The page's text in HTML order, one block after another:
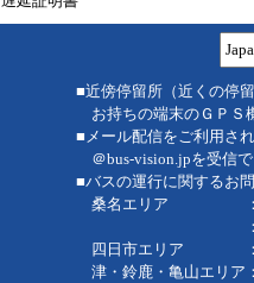
■近傍停留所（近くの停
お持ちの端末のＧＰＳ
■メール配信をご利用さ
＠bus-vision.jpを受信で
■バスの運行に関するお
桑名エリア ：桑
：八風バス
四日市エリア ：四
津・鈴鹿・亀山エリ